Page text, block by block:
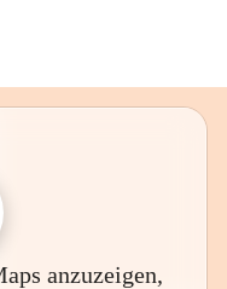
anzuzeigen,